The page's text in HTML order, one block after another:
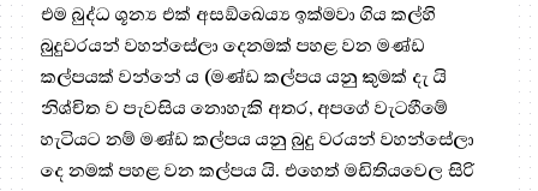
එම බුද්ධ ශූන්‍ය එක් අසඞ්ඛෙය්‍ය ඉක්මවා ගිය කල්හි
බුදුවරයන් වහන්සේලා දෙනමක් පහළ වන මණ්ඩ
කල්පයක් වන්නේ ය (මණ්ඩ කල්පය යනු කුමක් දැ යි
නිශ්චිත ව පැවසිය නොහැකි අතර, අපගේ වැටහීමේ
හැටියට නම් මණ්ඩ කල්පය යනු බුදු වරයන් වහන්සේලා
දෙ නමක් පහළ වන කල්පය යි. එහෙත් මඩිතියවෙල සිරි